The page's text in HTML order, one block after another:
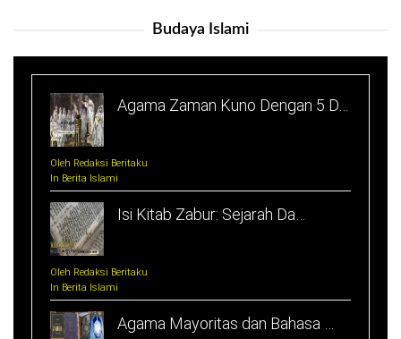
Budaya Islami
Agama Zaman Kuno Dengan 5 D…
Oleh Redaksi Beritaku
In Berita Islami
Isi Kitab Zabur: Sejarah Da…
Oleh Redaksi Beritaku
In Berita Islami
Agama Mayoritas dan Bahasa …